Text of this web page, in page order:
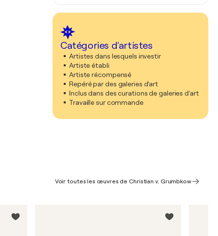
Catégories d'artistes
Artistes dans lesquels investir
Artiste établi
Artiste récompensé
Repéré par des galeries d'art
Inclus dans des curations de galeries d'art
Travaille sur commande
Voir toutes les œuvres de Christian v. Grumbkow